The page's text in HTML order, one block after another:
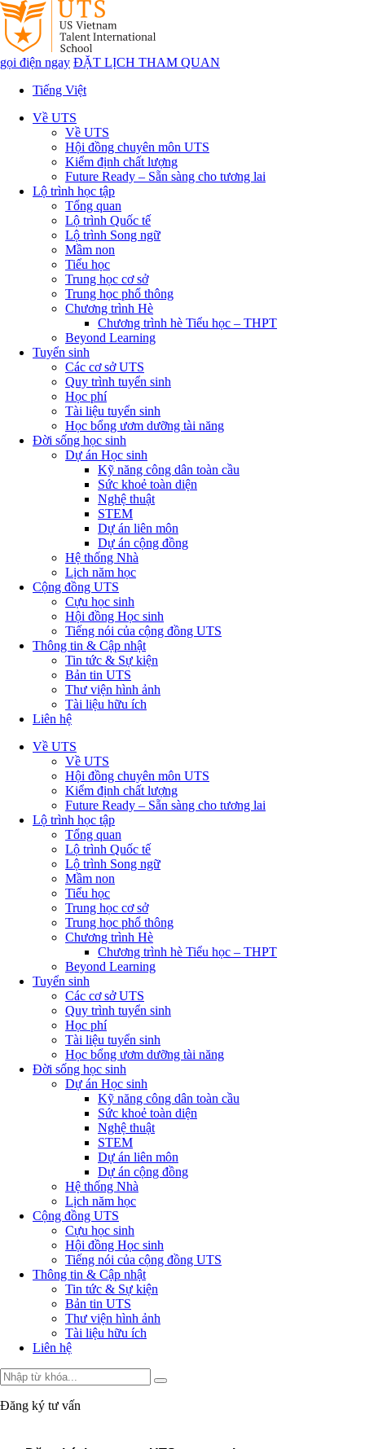
gọi điện ngay ĐẶT LỊCH THAM QUAN
Tiếng Việt
Về UTS
Về UTS
Hội đồng chuyên môn UTS
Kiểm định chất lượng
Future Ready – Sẵn sàng cho tương lai
Lộ trình học tập
Tổng quan
Lộ trình Quốc tế
Lộ trình Song ngữ
Mầm non
Tiểu học
Trung học cơ sở
Trung học phổ thông
Chương trình Hè
Chương trình hè Tiểu học – THPT
Beyond Learning
Tuyển sinh
Các cơ sở UTS
Quy trình tuyển sinh
Học phí
Tài liệu tuyển sinh
Học bổng ươm dưỡng tài năng
Đời sống học sinh
Dự án Học sinh
Kỹ năng công dân toàn cầu
Sức khoẻ toàn diện
Nghệ thuật
STEM
Dự án liên môn
Dự án cộng đồng
Hệ thống Nhà
Lịch năm học
Cộng đồng UTS
Cựu học sinh
Hội đồng Học sinh
Tiếng nói của cộng đồng UTS
Thông tin & Cập nhật
Tin tức & Sự kiện
Bản tin UTS
Thư viện hình ảnh
Tài liệu hữu ích
Liên hệ
Về UTS
Về UTS
Hội đồng chuyên môn UTS
Kiểm định chất lượng
Future Ready – Sẵn sàng cho tương lai
Lộ trình học tập
Tổng quan
Lộ trình Quốc tế
Lộ trình Song ngữ
Mầm non
Tiểu học
Trung học cơ sở
Trung học phổ thông
Chương trình Hè
Chương trình hè Tiểu học – THPT
Beyond Learning
Tuyển sinh
Các cơ sở UTS
Quy trình tuyển sinh
Học phí
Tài liệu tuyển sinh
Học bổng ươm dưỡng tài năng
Đời sống học sinh
Dự án Học sinh
Kỹ năng công dân toàn cầu
Sức khoẻ toàn diện
Nghệ thuật
STEM
Dự án liên môn
Dự án cộng đồng
Hệ thống Nhà
Lịch năm học
Cộng đồng UTS
Cựu học sinh
Hội đồng Học sinh
Tiếng nói của cộng đồng UTS
Thông tin & Cập nhật
Tin tức & Sự kiện
Bản tin UTS
Thư viện hình ảnh
Tài liệu hữu ích
Liên hệ
Đăng ký tư vấn